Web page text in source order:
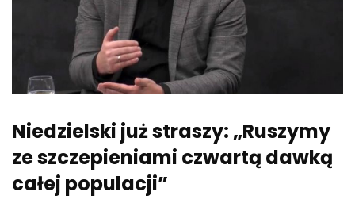
Niedzielski już straszy: „Ruszymy
ze szczepieniami czwartą dawką
całej populacji”